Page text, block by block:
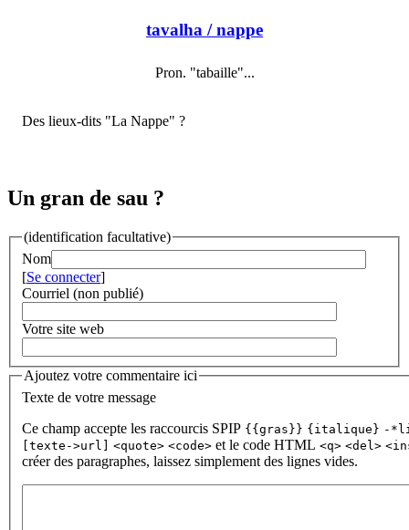
tavalha / nappe
Pron. "tabaille"...
Des lieux-dits "La Nappe" ?
Un gran de sau ?
(identification facultative)
Nom
[Se connecter]
Courriel (non publié)
Votre site web
Ajoutez votre commentaire ici
Texte de votre message
Ce champ accepte les raccourcis SPIP {{gras}} {italique} -
[texte->url] <quote> <code> et le code HTML <q> <del>
créer des paragraphes, laissez simplement des lignes vides.